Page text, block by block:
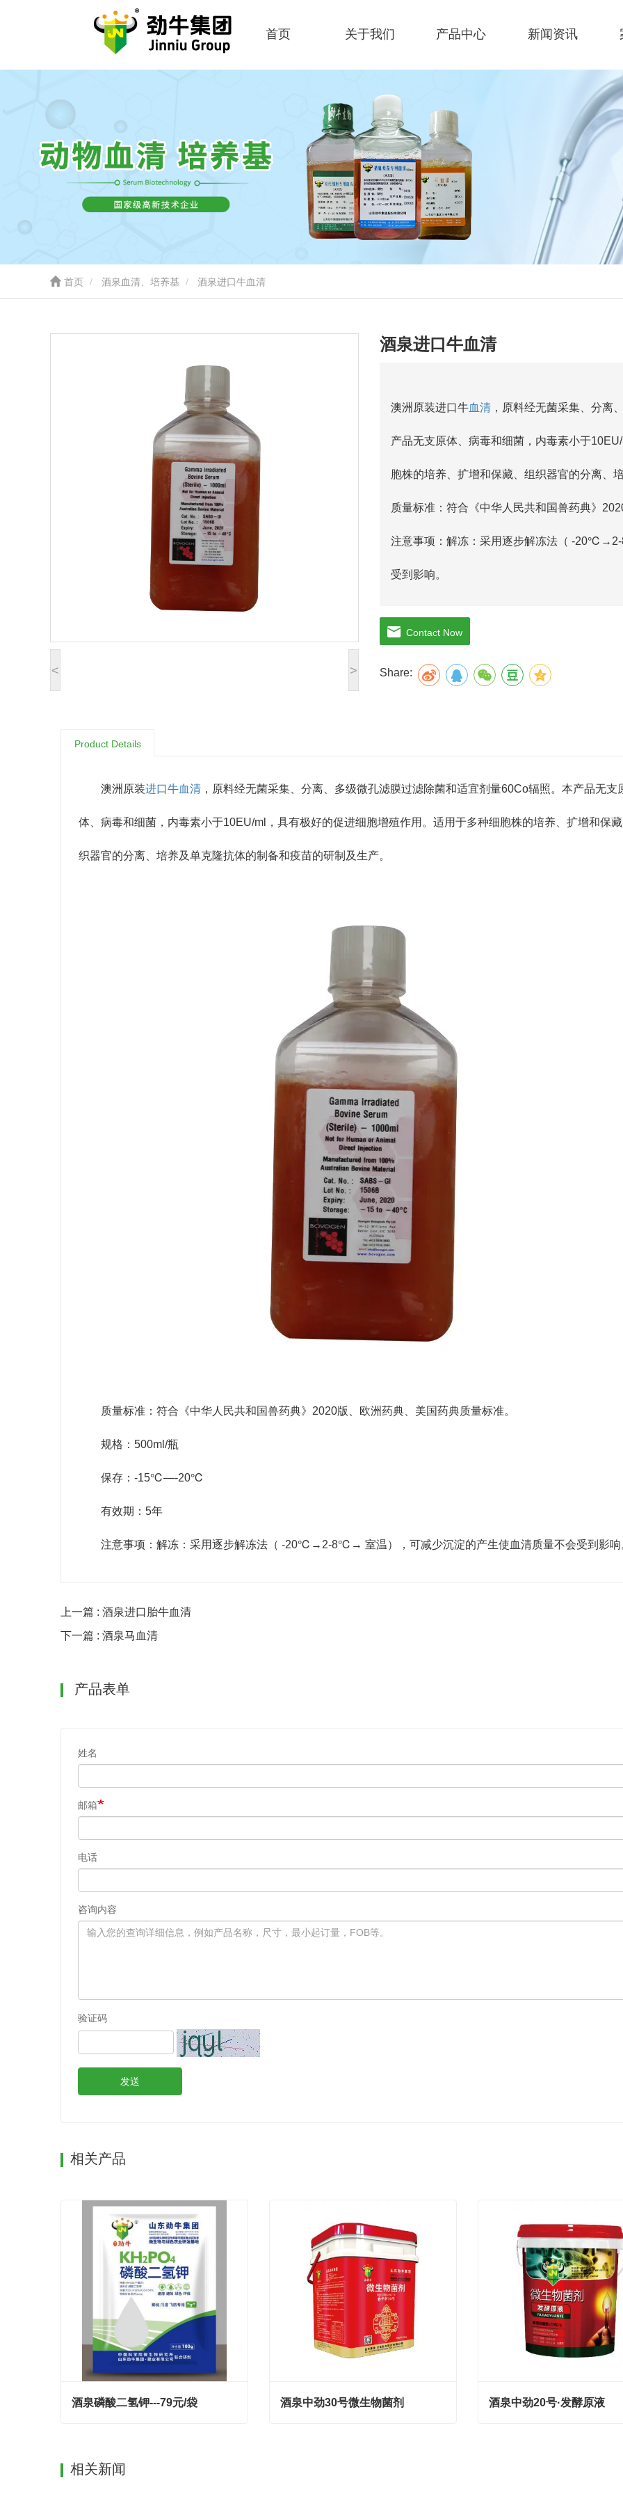
首页 关于我们 产品中心 新闻资讯
首页 酒泉血清、培养基 酒泉进口牛血清
< >
酒泉进口牛血清
澳洲原装进口牛血清 ，原料经无菌采集、分离
产品无支原体、病毒和细菌，内毒素小于
胞株的培养、扩增和保藏、组织器官的分离、
质量标准：符合《中华人民共和国兽药典》
注意事项：解冻：采用逐步解冻法（ -
受到影响。
Contact Now
Share:
Product Details
澳洲原装进口牛血清 ，原料经无菌采集、分离、多级微孔滤膜过滤除菌和适宜剂量60Co辐照。本产品无支
体、病毒和细菌，内毒素小于10EU/ml，具有极好的促进细胞增殖作用。适用于多种细胞株的培养、扩增和保藏
织器官的分离、培养及单克隆抗体的制备和疫苗的研制及生产。
质量标准：符合《中华人民共和国兽药典》2020版、欧洲药典、美国药典质量标准。
规格：500ml/瓶
保存：-15℃―-20℃
有效期：5年
注意事项：解冻：采用逐步解冻法（ -20℃→2-8℃→ 室温），可减少沉淀的产生使血清质量不会受到影响
上一篇 : 酒泉进口胎牛血清
下一篇 : 酒泉马血清
产品表单
姓名
邮箱
电话
咨询内容
验证码
发送
相关产品
酒泉磷酸二氢钾---79元/袋 酒泉中劲30号微生物菌剂 酒泉中劲20号·发酵原液
相关新闻